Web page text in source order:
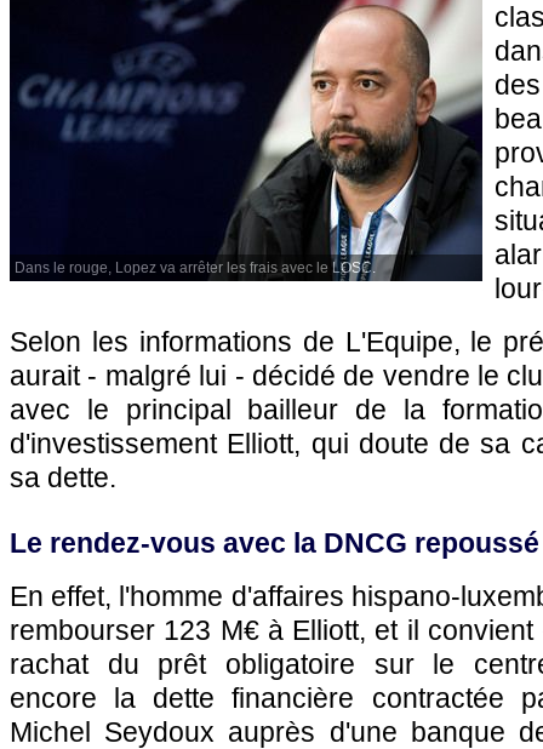
Dans le rouge, Lopez va arrêter les frais avec le LOSC.
Selon les informations de L'Equipe, le
aurait - malgré lui - décidé de vendre le
avec le principal bailleur de la
d'investissement Elliott, qui doute de sa
sa dette.
Le rendez-vous avec la DNCG repoussé
En effet, l'homme d'affaires hispano-
rembourser 123 M€ à Elliott, et il
rachat du prêt obligatoire sur le
encore la dette financière contractée
Michel Seydoux auprès d'une banque